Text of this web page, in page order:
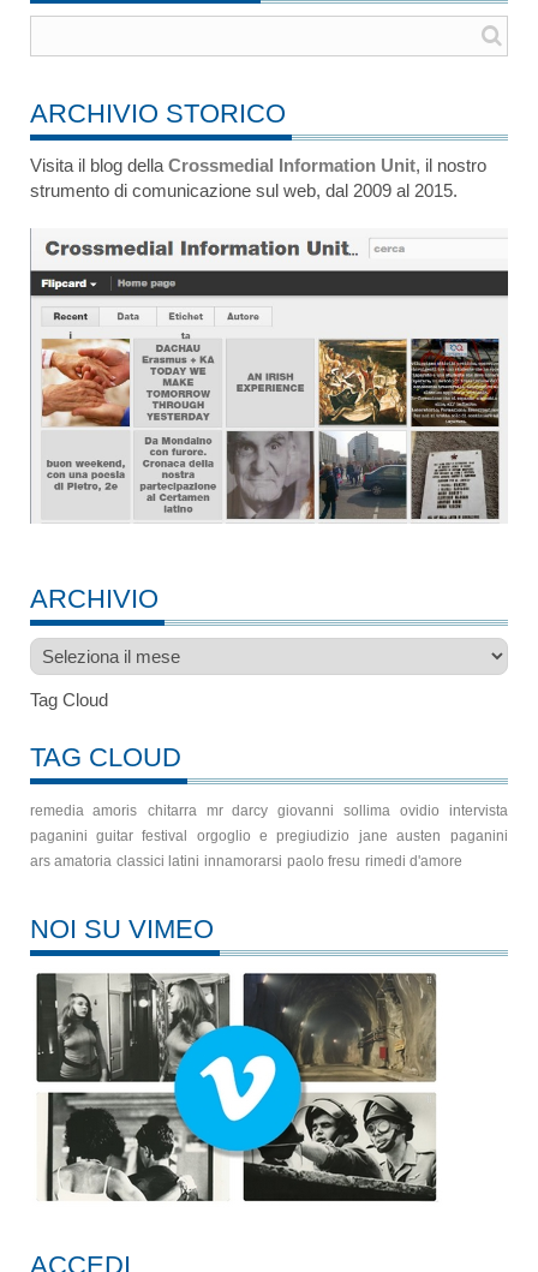
ARCHIVIO STORICO
Visita il blog della Crossmedial Information Unit, il nostro
strumento di comunicazione sul web, dal 2009 al 2015.
ARCHIVIO
Archivio
Tag Cloud
TAG CLOUD
remedia amoris chitarra mr darcy giovanni sollima ovidio
intervista
paganini guitar festival
orgoglio e pregiudizio jane austen
paganini
ars amatoria classici latini innamorarsi paolo fresu rimedi d'amore
NOI SU VIMEO
ACCEDI